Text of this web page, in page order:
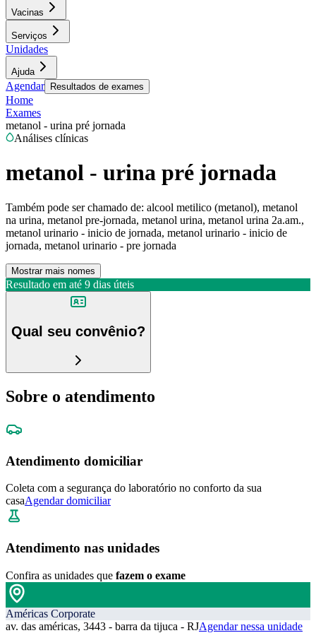
Vacinas
Serviços
Unidades
Ajuda
Agendar Resultados de exames
Home
Exames
metanol - urina pré jornada
Análises clínicas
metanol - urina pré jornada
Também pode ser chamado de: alcool metilico (metanol), metanol
na urina, metanol pre-jornada, metanol urina, metanol urina 2a.am.,
metanol urinario - inicio de jornada, metanol urinario - inicio de
jornada, metanol urinario - pre jornada
Mostrar mais nomes
Resultado em até 9 dias úteis
Qual seu convênio?
Sobre o atendimento
Atendimento domiciliar
Coleta com a segurança do laboratório no conforto da sua
casaAgendar domiciliar
Atendimento nas unidades
Confira as unidades que fazem o exame
Américas Corporate
av. das américas, 3443 - barra da tijuca - RJAgendar nessa unidade